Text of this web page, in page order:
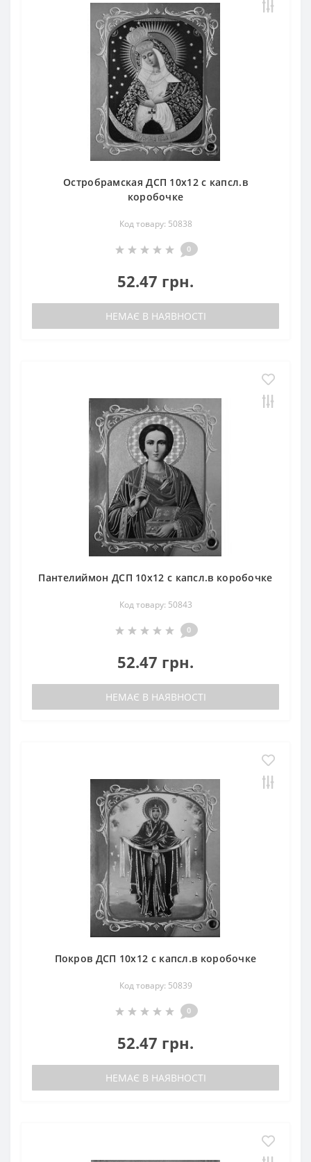
Остробрамская ДСП 10х12 с капсл.в
коробочке
Код товару: 50838
0
52.47 грн.
НЕМАЄ В НАЯВНОСТІ
Пантелиймон ДСП 10х12 с капсл.в коробочке
Код товару: 50843
0
52.47 грн.
НЕМАЄ В НАЯВНОСТІ
Покров ДСП 10х12 с капсл.в коробочке
Код товару: 50839
0
52.47 грн.
НЕМАЄ В НАЯВНОСТІ